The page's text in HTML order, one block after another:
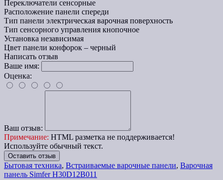
Переключатели сенсорные
Расположение панели спереди
Тип панели электрическая варочная поверхность
Тип сенсорного управления кнопочное
Установка независимая
Цвет панели конфорок – черный
Написать отзыв
Ваше имя:
Оценка:
Ваш отзыв:
Примечание: HTML разметка не поддерживается!
Используйте обычный текст.
Оставить отзыв
Бытовая техника, Встраиваемые варочные панели, Варочная
панель Simfer H30D12B011